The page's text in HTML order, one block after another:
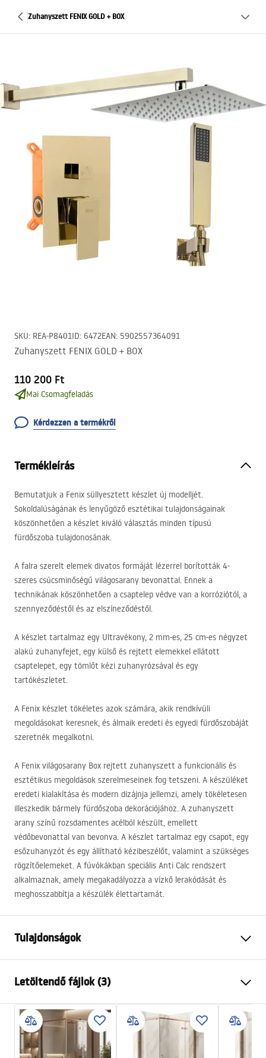
Zuhanyszett FENIX GOLD + BOX
SKU: REA-P8401ID: 6472EAN: 5902557364091
Zuhanyszett FENIX GOLD + BOX
110 200 Ft
Mai Csomagfeladás
Kérdezzen a termékről
Termékleírás
Bemutatjuk a Fenix ​​süllyesztett készlet új modelljét.
Sokoldalúságának és lenyűgöző esztétikai tulajdonságainak
köszönhetően a készlet kiváló választás minden típusú
fürdőszoba tulajdonosának.
A falra szerelt elemek divatos formáját lézerrel borították 4-
szeres csúcsminőségű világosarany bevonattal. Ennek a
technikának köszönhetően a csaptelep védve van a korróziótól, a
szennyeződéstől és az elszíneződéstől.
A készlet tartalmaz egy Ultravékony, 2 mm-es, 25 cm-es négyzet
alakú zuhanyfejet, egy külső és rejtett elemekkel ellátott
csaptelepet, egy tömlőt kézi zuhanyrózsával és egy
tartókészletet.
A Fenix ​​készlet tökéletes azok számára, akik rendkívüli
megoldásokat keresnek, és álmaik eredeti és egyedi fürdőszobáját
szeretnék megalkotni.
A Fenix ​​​​világosarany Box rejtett zuhanyszett a funkcionális és
esztétikus megoldások szerelmeseinek fog tetszeni. A készüléket
eredeti kialakítása és modern dizájnja jellemzi, amely tökéletesen
illeszkedik bármely fürdőszoba dekorációjához. A zuhanyszett
arany színű rozsdamentes acélból készült, emellett
védőbevonattal van bevonva. A készlet tartalmaz egy csapot, egy
esőzuhanyzót és egy állítható kézibeszélőt, valamint a szükséges
rögzítőelemeket. A fúvókákban speciális Anti Calc rendszert
alkalmaznak, amely megakadályozza a vízkő lerakódását és
meghosszabbítja a készülék élettartamát.
Tulajdonságok
Anyag
Csaptelep típusa
Egykaros
Felszerelés
Falba süllyesztett
Magasságállítás
Igen
Letöltendő fájlok (3)
Biztonsági információk
Safety_Information_Shower_set.pdf